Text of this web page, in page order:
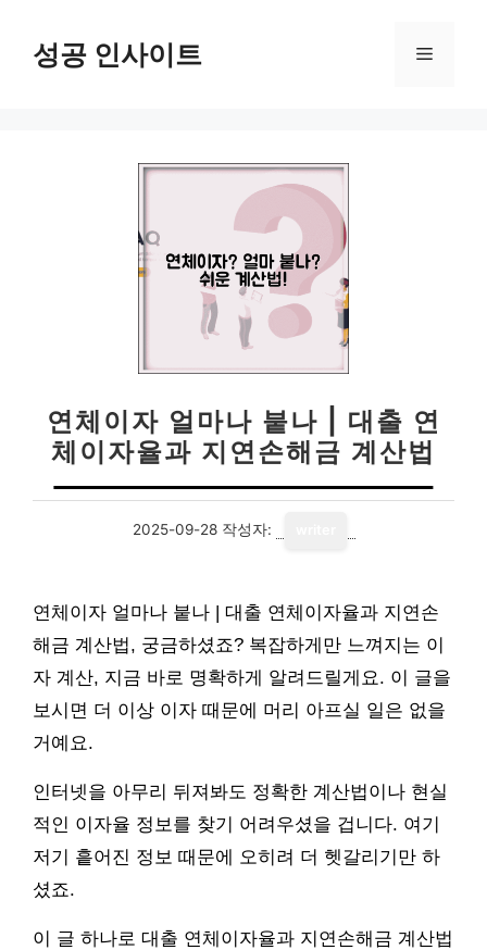
성공 인사이트 메
연체이자 얼마나 붙나 | 대출 연
체이자율과 지연손해금 계산법
2025-09-28 작성자:
연체이자 얼마나 붙나 | 대출 연체이자율과 지연손
해금 계산법, 궁금하셨죠? 복잡하게만 느껴지는 이
자 계산, 지금 바로 명확하게 알려드릴게요. 이 글을
보시면 더 이상 이자 때문에 머리 아프실 일은 없을
거예요.
인터넷을 아무리 뒤져봐도 정확한 계산법이나 현실
적인 이자율 정보를 찾기 어려우셨을 겁니다. 여기
저기 흩어진 정보 때문에 오히려 더 헷갈리기만 하
셨죠.
이 글 하나로 대출 연체이자율과 지연손해금 계산법